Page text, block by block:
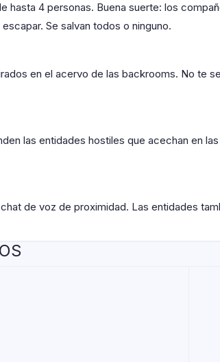
hasta 4 personas. Buena suerte: los
Se salvan todos o ninguno.
en el acervo de las backrooms. No te
las entidades hostiles que acechan en
de voz de proximidad. Las entidades